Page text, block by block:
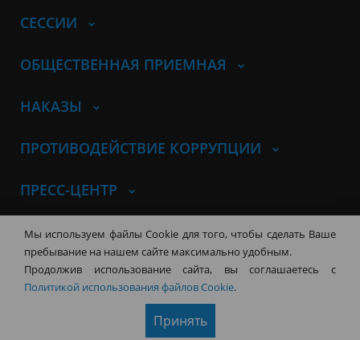
СЕССИИ
ОБЩЕСТВЕННАЯ ПРИЕМНАЯ
НАКАЗЫ
ПРОТИВОДЕЙСТВИЕ КОРРУПЦИИ
ПРЕСС-ЦЕНТР
© Совет депутатов города
НовосибирскаКонтакты Карта сайта
630099, г. Новосибирск, Красный
проспект, 34
Мы используем файлы Cookie для того, чтобы сделать Ваше
пребывание на нашем сайте максимально удобным.
Продолжив использование сайта, вы соглашаетесь с
Политикой использования файлов Cookie.
Принять